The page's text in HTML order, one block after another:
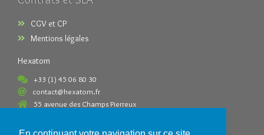
CGV et CP
Mentions légales
Hexatom
+33 (1) 45 06 80 30
contact@hexatom.fr
55 avenue des Champs Pierreux